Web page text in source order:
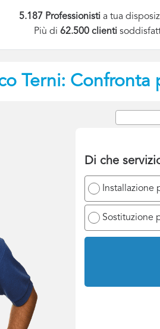
5.187 Professionisti a tua
Più di62.500 clienti
Terni:
Di che
Installazione
Sostituzione